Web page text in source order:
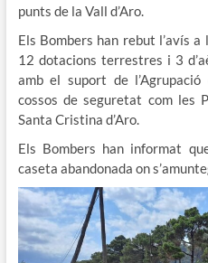
punts de la Vall d’Aro.
Els Bombers han rebut l’avís a
12 dotacions terrestres i 3
amb el suport de
cossos de seguretat com les
Santa Cristina d’Aro.
Els Bombers han informat
caseta abandonada on